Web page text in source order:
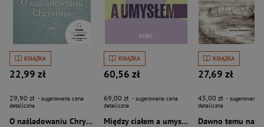
KSIĄŻKA
22,99 zł
29,90 zł - sugerowana cena
detaliczna
O naśladowaniu Chrystusa wyd. 2026
KSIĄŻKA
60,56 zł
69,00 zł - sugerowana cena
detaliczna
Między ciałem a umysłem
KSIĄŻKA
27,69 zł
45,00 zł - sugerowana
detaliczna